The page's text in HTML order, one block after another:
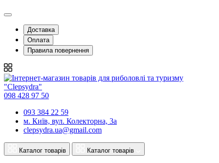
Доставка
Оплата
Правила повернення
098 428 97 50
093 384 22 59
м. Київ, вул. Колекторна, 3а
clepsydra.ua@gmail.com
Каталог товарів Каталог товарів